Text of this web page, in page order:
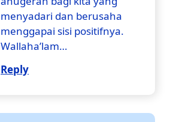
menyadari dan berusaha
menggapai sisi positifnya.
Wallaha’lam…
Reply